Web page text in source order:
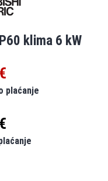
klima 6 kW
plaćanje